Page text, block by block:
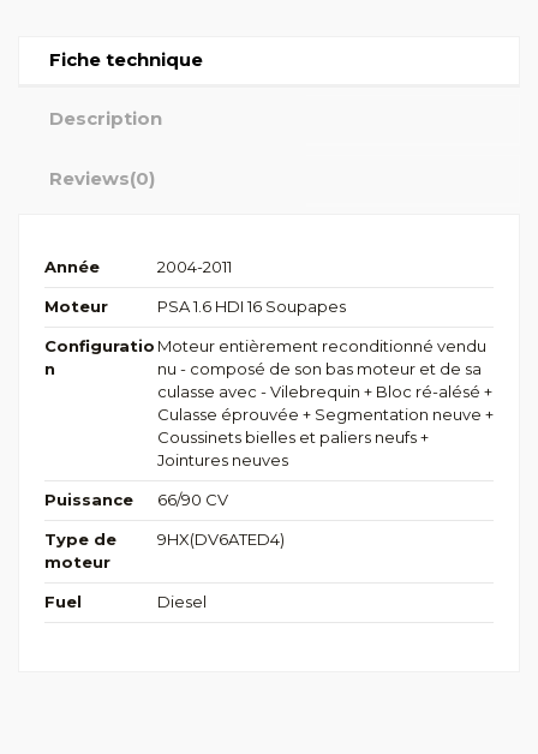
Fiche technique
Description
Reviews(0)
Année 2004-2011
Moteur PSA 1.6 HDI 16 Soupapes
Configuratio
n
Moteur entièrement reconditionné vendu
nu - composé de son bas moteur et de sa
culasse avec - Vilebrequin + Bloc ré-alésé +
Culasse éprouvée + Segmentation neuve +
Coussinets bielles et paliers neufs +
Jointures neuves
Puissance 66/90 CV
Type de
moteur
9HX(DV6ATED4)
Fuel Diesel